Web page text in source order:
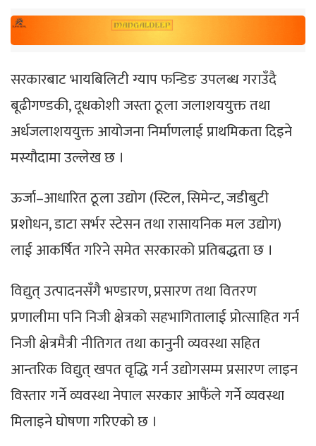
सरकारबाट भायबिलिटी ग्याप फन्डिङ उपलब्ध गराउँदै
बूढीगण्डकी, दूधकोशी जस्ता ठूला जलाशययुक्त तथा
अर्धजलाशययुक्त आयोजना निर्माणलाई प्राथमिकता दिइने
मस्यौदामा उल्लेख छ ।
ऊर्जा–आधारित ठूला उद्योग (स्टिल, सिमेन्ट, जडीबुटी
प्रशोधन, डाटा सर्भर स्टेसन तथा रासायनिक मल उद्योग)
लाई आकर्षित गरिने समेत सरकारको प्रतिबद्धता छ ।
विद्युत् उत्पादनसँगै भण्डारण, प्रसारण तथा वितरण
प्रणालीमा पनि निजी क्षेत्रको सहभागितालाई प्रोत्साहित गर्न
निजी क्षेत्रमैत्री नीतिगत तथा कानुनी व्यवस्था सहित
आन्तरिक विद्युत् खपत वृद्धि गर्न उद्योगसम्म प्रसारण लाइन
विस्तार गर्ने व्यवस्था नेपाल सरकार आफैंले गर्ने व्यवस्था
मिलाइने घोषणा गरिएको छ ।